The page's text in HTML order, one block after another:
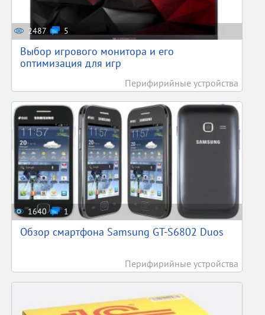
2487 5
Выбор игрового монитора и его
оптимизация для игр
Перифирийные устройства
1640 1
Обзор смартфона Samsung GT-S6802 Duos
Перифирийные устройства